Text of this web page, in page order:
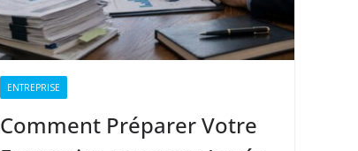
ENTREPRISE
Comment Préparer Votre